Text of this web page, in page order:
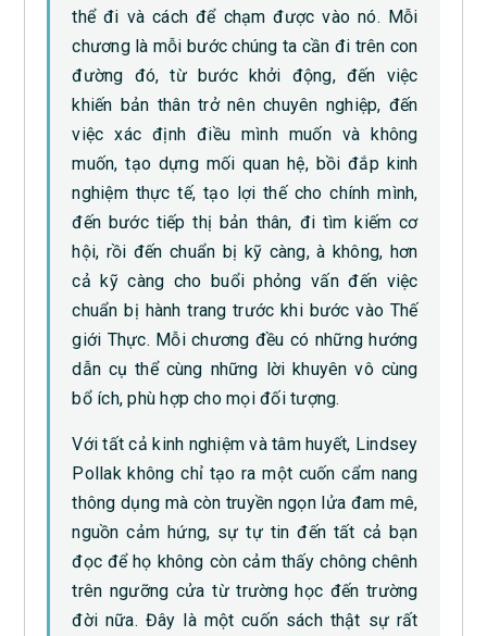
thể đi và cách để chạm được vào nó. Mỗi
chương là mỗi bước chúng ta cần đi trên con
đường đó, từ bước khởi động, đến việc
khiến bản thân trở nên chuyên nghiệp, đến
việc xác định điều mình muốn và không
muốn, tạo dựng mối quan hệ, bồi đắp kinh
nghiệm thực tế, tạo lợi thế cho chính mình,
đến bước tiếp thị bản thân, đi tìm kiếm cơ
hội, rồi đến chuẩn bị kỹ càng, à không, hơn
cả kỹ càng cho buổi phỏng vấn đến việc
chuẩn bị hành trang trước khi bước vào Thế
giới Thực. Mỗi chương đều có những hướng
dẫn cụ thể cùng những lời khuyên vô cùng
bổ ích, phù hợp cho mọi đối tượng.
Với tất cả kinh nghiệm và tâm huyết, Lindsey
Pollak không chỉ tạo ra một cuốn cẩm nang
thông dụng mà còn truyền ngọn lửa đam mê,
nguồn cảm hứng, sự tự tin đến tất cả bạn
đọc để họ không còn cảm thấy chông chênh
trên ngưỡng cửa từ trường học đến trường
đời nữa. Đây là một cuốn sách thật sự rất